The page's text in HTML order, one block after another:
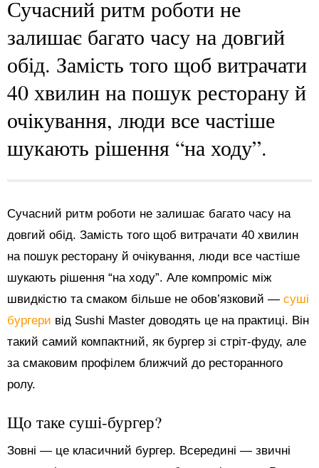
Сучасний ритм роботи не
залишає багато часу на довгий
обід. Замість того щоб витрачати
40 хвилин на пошук ресторану й
очікування, люди все частіше
шукають рішення “на ходу”.
Сучасний ритм роботи не залишає багато часу на
довгий обід. Замість того щоб витрачати 40 хвилин
на пошук ресторану й очікування, люди все частіше
шукають рішення “на ходу”. Але компроміс між
швидкістю та смаком більше не обов’язковий — суші
бургери від Sushi Master доводять це на практиці. Він
такий самий компактний, як бургер зі стріт-фуду, але
за смаковим профілем ближчий до ресторанного
ролу.
Що таке суші-бургер?
Зовні — це класичний бургер. Всередині — звичні